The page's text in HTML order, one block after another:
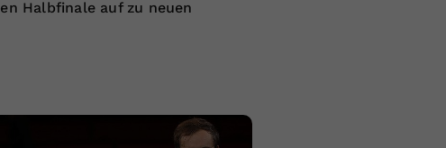
Halbfinale auf zu neuen